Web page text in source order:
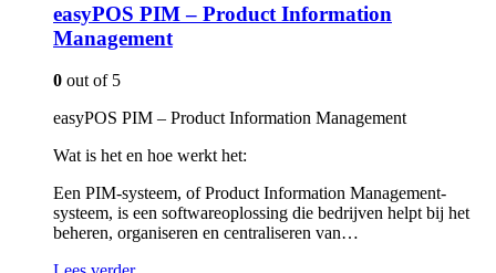
easyPOS PIM – Product Information
Management
0 out of 5
easyPOS PIM – Product Information Management
Wat is het en hoe werkt het:
Een PIM-systeem, of Product Information Management-
systeem, is een softwareoplossing die bedrijven helpt bij het
beheren, organiseren en centraliseren van…